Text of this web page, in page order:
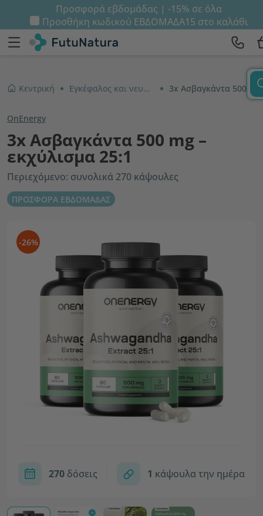
Προσφορά εβδομάδας | -15% σε όλα
Προσθήκη κωδικού ΕΒΔΟΜΑΔΑ15 στο καλάθι
Κεντρική Εγκέφαλος και νευρικό σύστημα
OnEnergy
3x Ασβαγκάντα 500 mg –
εκχύλισμα 25:1
Περιεχόμενο: συνολικά 270 κάψουλες
ΠΡΟΣΦΟΡΑ ΕΒΔΟΜΑΔΑΣ
-26%
270 δόσεις 1 κάψουλα την ημέρα